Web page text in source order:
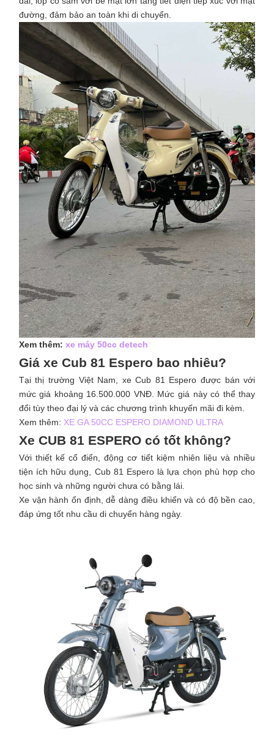
đường, đảm bảo an toàn khi di chuyển.
Xem thêm: xe máy 50cc detech ​
Giá xe Cub 81 Espero bao nhiêu?
Tại thị trường Việt Nam, xe Cub 81 Espero được bán với
mức giá khoảng 16.500.000 VNĐ. Mức giá này có thể thay
đổi tùy theo đại lý và các chương trình khuyến mãi đi kèm.
Xem thêm: XE GA 50CC ESPERO DIAMOND ULTRA
Xe CUB 81 ESPERO có tốt không?
Với thiết kế cổ điển, động cơ tiết kiệm nhiên liệu và nhiều
tiện ích hữu dụng, Cub 81 Espero là lựa chọn phù hợp cho
học sinh và những người chưa có bằng lái.
Xe vận hành ổn định, dễ dàng điều khiển và có độ bền cao,
đáp ứng tốt nhu cầu di chuyển hàng ngày.​